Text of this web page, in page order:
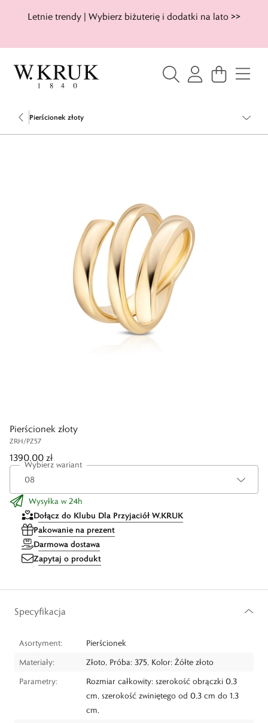
Letnie trendy | Wybierz biżuterię i dodatki na lato >>
Pierścionek złoty
Pierścionek złoty
ZRH/PZ57
1390,00 zł
Wybierz wariant
Wysyłka w 24h
Dołącz do Klubu Dla Przyjaciół W.KRUK
Pakowanie na prezent
Darmowa dostawa
Zapytaj o produkt
Specyfikacja
Asortyment:
Pierścionek
Materiały:
Złoto, Próba: 375, Kolor: Żółte złoto
Parametry:
Rozmiar całkowity: szerokość obrączki 0,3
cm, szerokość zwiniętego od 0,3 cm do 1,3
cm,